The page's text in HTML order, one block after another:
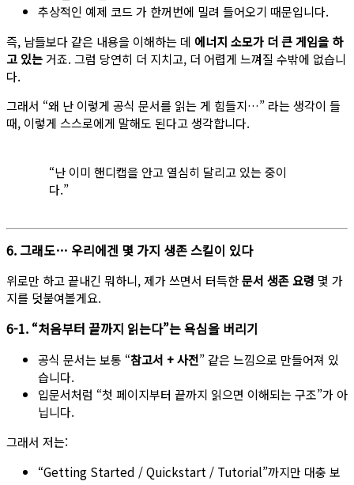
추상적인 예제 코드 가 한꺼번에 밀려 들어오기 때문입니다.
즉, 남들보다 같은 내용을 이해하는 데 에너지 소모가 더 큰 게임을 하
고 있는거죠. 그럼 당연히 더 지치고, 더 어렵게 느껴질 수밖에 없습니
다.
그래서 “왜 난 이렇게 공식 문서를 읽는 게 힘들지…” 라는 생각이 들
때, 이렇게 스스로에게 말해도 된다고 생각합니다.
“난 이미 핸디캡을 안고 열심히 달리고 있는 중이
다.”
6. 그래도… 우리에겐 몇 가지 생존 스킬이 있다
위로만 하고 끝내긴 뭐하니, 제가 쓰면서 터득한문서 생존 요령 몇 가
지를 덧붙여볼게요.
6-1. “처음부터 끝까지 읽는다”는 욕심을 버리기
공식 문서는 보통 “참고서 + 사전” 같은 느낌으로 만들어져 있
습니다.
입문서처럼 “첫 페이지부터 끝까지 읽으면 이해되는 구조”가 아
닙니다.
그래서 저는:
“Getting Started / Quickstart / Tutorial”까지만 대충 보